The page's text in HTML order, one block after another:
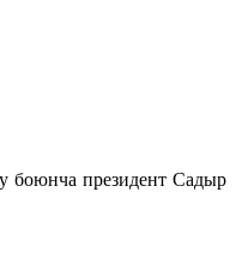
боюнча президент Садыр